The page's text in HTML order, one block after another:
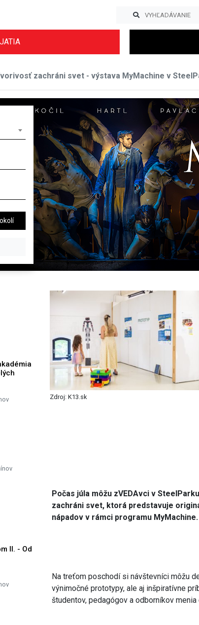
zachráni svet - výstava MyMachine v
Previous
II. - Od
Zdroj: K13.sk
Počas júla môžu zVEDAvci v
zachráni svet, ktorá predstavuje
nápadov v rámci programu MyMachine.
Na treťom poschodí si návštevníci môžu
výnimočné prototypy, ale aj inšpiratívne
študentov, pedagógov a odborníkov